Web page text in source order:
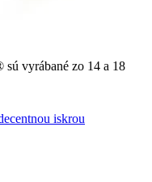
iskrou
vyrábané zo 14 a 18